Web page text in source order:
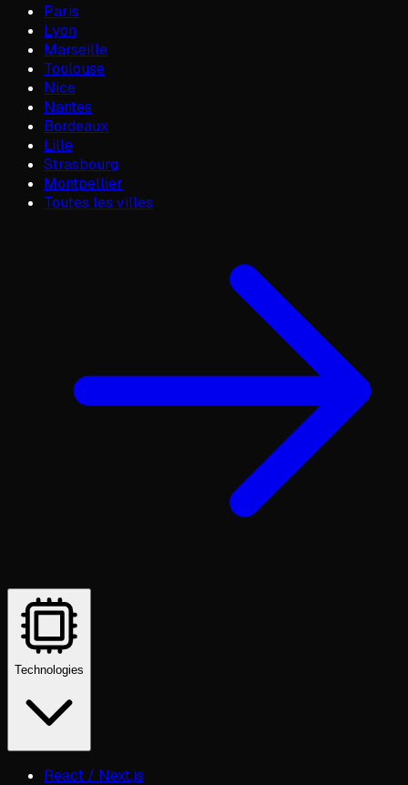
Paris
Lyon
Marseille
Toulouse
Nice
Nantes
Bordeaux
Lille
Strasbourg
Montpellier
Toutes les villes
Technologies
React / Next.js